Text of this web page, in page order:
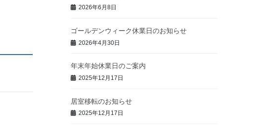
2026年6月8日
ゴールデンウィーク休業日のお知らせ
2026年4月30日
年末年始休業日のご案内
2025年12月17日
居室移転のお知らせ
2025年12月17日